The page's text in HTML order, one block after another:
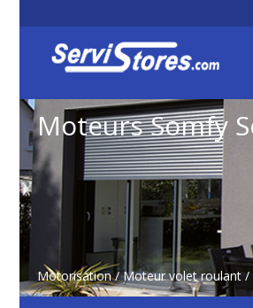
Moteurs Somfy
Motorisation /Moteur volet roulant /